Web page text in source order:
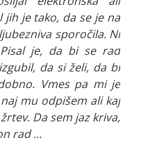
jih je tako, da se je na
sporočila. Ni
je, da bi se rad
da si želi, da bi
Vmes pa mi je
mu odpišem ali kaj
Da sem jaz kriva,
rad ...